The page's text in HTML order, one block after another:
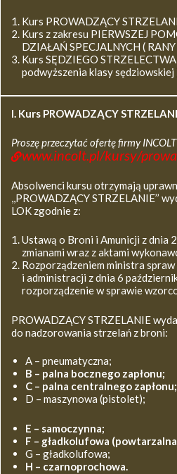
Kurs PROWADZĄCY
Kurs z zakresu PIERWSZEJ
DZIAŁAŃ SPECJALNYCH (
Kurs SĘDZIEGO
podwyższenia klasy sędziowskiej
I. Kurs PROWADZĄCY
Proszę przeczytać ofertę firmy
www.incolt.pl/kursy/
Absolwenci kursu otrzymają
,,PROWADZĄCY STRZELANIE’’
LOK zgodnie z:
Ustawą o Broni i Amunicji z dnia
zmianami wraz z aktami
Rozporządzeniem ministra
i administracji z dnia 6
rozporządzenie w sprawie
PROWADZĄCY STRZELANIE
do nadzorowania strzelań z broni:
A – pneumatyczna;
B – palna bocznego zapłonu;
C – palna centralnego zapłonu;
D – maszynowa (pistolet);
E – samoczynna;
F – gładkolufowa
G – gładkolufowa;
H – czarnoprochowa.